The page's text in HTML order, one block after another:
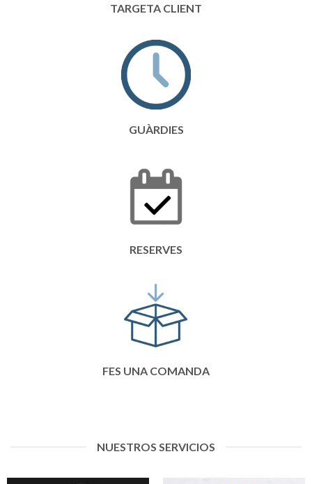
TARGETA CLIENT
GUÀRDIES
RESERVES
FES UNA COMANDA
NUESTROS SERVICIOS